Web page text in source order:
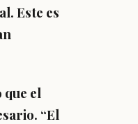
Este es
que el
“El